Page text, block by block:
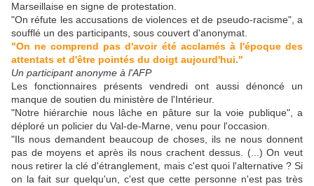
Marseillaise en signe de protestation.
"On réfute les accusations de violences et de pseudo-racisme", a
soufflé un des participants, sous couvert d'anonymat.
"On ne comprend pas d'avoir été acclamés à l'époque des
attentats et d'être pointés du doigt aujourd'hui."
Un participant anonyme à l'AFP
Les fonctionnaires présents vendredi ont aussi dénoncé un
manque de soutien du ministère de l'Intérieur.
"Notre hiérarchie nous lâche en pâture sur la voie publique", a
déploré un policier du Val-de-Marne, venu pour l'occasion.
"Ils nous demandent beaucoup de choses, ils ne nous donnent
pas de moyens et après ils nous crachent dessus. (...) On veut
nous retirer la clé d'étranglement, mais c'est quoi l'alternative ? Si
on la fait sur quelqu'un, c'est que cette personne n'est pas très